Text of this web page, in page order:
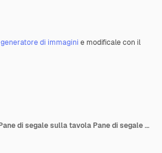
generatore di immagini e modificale con il
Pane scuro fresco Pane di segale sulla tavola Pane di segale integrale con semi Spazio di copia per un'alimentazione sana